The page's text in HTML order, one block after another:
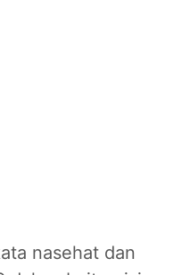
nasehat dan